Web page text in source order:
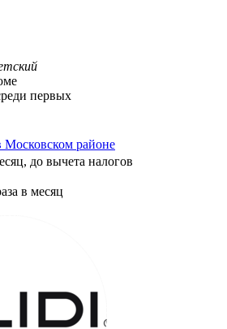
первых
Московском районе
до вычета налогов
в месяц